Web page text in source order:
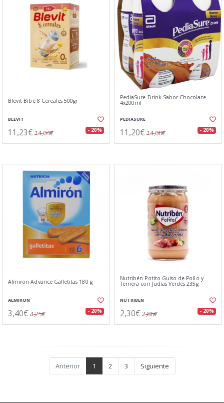
Blevit Bibe 8 Cereales 500gr
BLEVIT
11,23€ 14,04€ - 20%
PediaSure Drink Sabor Chocolate
4x200ml
PEDIASURE
11,20€ 14,00€ - 20%
Almiron Advance Galletitas 180 g
ALMIRON
3,40€ 4,25€ - 20%
Nutribén Potito Guiso de Pollo y
Ternera con Judías Verdes 235g
NUTRIBEN
2,30€ 2,86€ - 20%
Anterior 1 2 3 Siguiente